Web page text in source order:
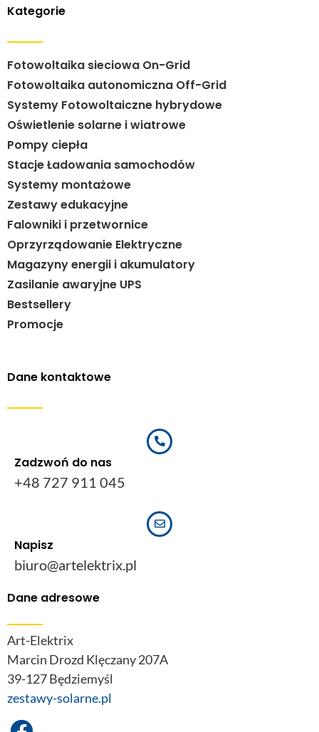
Kategorie
Fotowoltaika sieciowa On-Grid
Fotowoltaika autonomiczna Off-Grid
Systemy Fotowoltaiczne hybrydowe
Oświetlenie solarne i wiatrowe
Pompy ciepła
Stacje Ładowania samochodów
Systemy montażowe
Zestawy edukacyjne
Falowniki i przetwornice
Oprzyrządowanie Elektryczne
Magazyny energii i akumulatory
Zasilanie awaryjne UPS
Bestsellery
Promocje
Dane kontaktowe
Zadzwoń do nas
+48 727 911 045
Napisz
biuro@artelektrix.pl
Dane adresowe
Art-Elektrix
Marcin Drozd Klęczany 207A
39-127 Będziemyśl
zestawy-solarne.pl